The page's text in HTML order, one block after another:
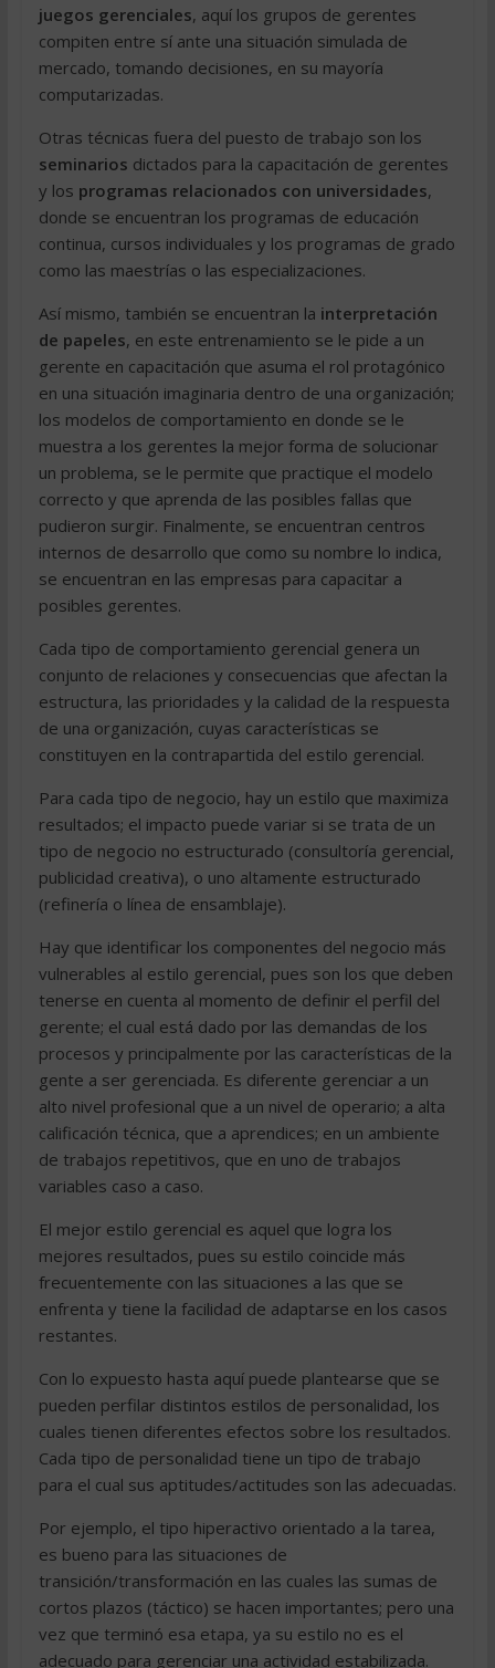
juegos gerenciales, aquí los grupos de gerentes
compiten entre sí ante una situación simulada de
mercado, tomando decisiones, en su mayoría
computarizadas.
Otras técnicas fuera del puesto de trabajo son los
seminarios dictados para la capacitación de gerentes
y los programas relacionados con universidades,
donde se encuentran los programas de educación
continua, cursos individuales y los programas de grado
como las maestrías o las especializaciones.
Así mismo, también se encuentran la interpretación
de papeles, en este entrenamiento se le pide a un
gerente en capacitación que asuma el rol protagónico
en una situación imaginaria dentro de una organización;
los modelos de comportamiento en donde se le
muestra a los gerentes la mejor forma de solucionar
un problema, se le permite que practique el modelo
correcto y que aprenda de las posibles fallas que
pudieron surgir. Finalmente, se encuentran centros
internos de desarrollo que como su nombre lo indica,
se encuentran en las empresas para capacitar a
posibles gerentes.
Cada tipo de comportamiento gerencial genera un
conjunto de relaciones y consecuencias que afectan la
estructura, las prioridades y la calidad de la respuesta
de una organización, cuyas características se
constituyen en la contrapartida del estilo gerencial.
Para cada tipo de negocio, hay un estilo que maximiza
resultados; el impacto puede variar si se trata de un
tipo de negocio no estructurado (consultoría gerencial,
publicidad creativa), o uno altamente estructurado
(refinería o línea de ensamblaje).
Hay que identificar los componentes del negocio más
vulnerables al estilo gerencial, pues son los que deben
tenerse en cuenta al momento de definir el perfil del
gerente; el cual está dado por las demandas de los
procesos y principalmente por las características de la
gente a ser gerenciada. Es diferente gerenciar a un
alto nivel profesional que a un nivel de operario; a alta
calificación técnica, que a aprendices; en un ambiente
de trabajos repetitivos, que en uno de trabajos
variables caso a caso.
El mejor estilo gerencial es aquel que logra los
mejores resultados, pues su estilo coincide más
frecuentemente con las situaciones a las que se
enfrenta y tiene la facilidad de adaptarse en los casos
restantes.
Con lo expuesto hasta aquí puede plantearse que se
pueden perfilar distintos estilos de personalidad, los
cuales tienen diferentes efectos sobre los resultados.
Cada tipo de personalidad tiene un tipo de trabajo
para el cual sus aptitudes/actitudes son las adecuadas.
Por ejemplo, el tipo hiperactivo orientado a la tarea,
es bueno para las situaciones de
transición/transformación en las cuales las sumas de
cortos plazos (táctico) se hacen importantes; pero una
vez que terminó esa etapa, ya su estilo no es el
adecuado para gerenciar una actividad estabilizada.